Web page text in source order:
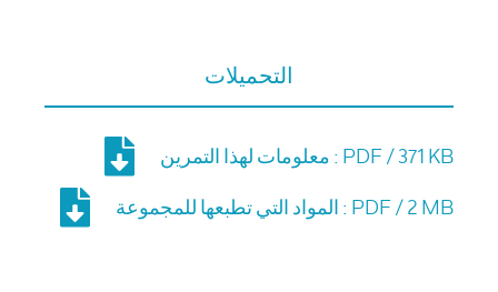
التحميلات
معلومات لهذا التمرين : PDF / 371 KB
المواد التي تطبعها للمجموعة : PDF / 2 MB